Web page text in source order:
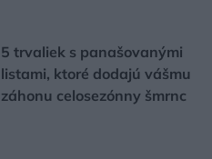
5 trvaliek s panašovanými
listami, ktoré dodajú vášmu
záhonu celosezónny šmrnc